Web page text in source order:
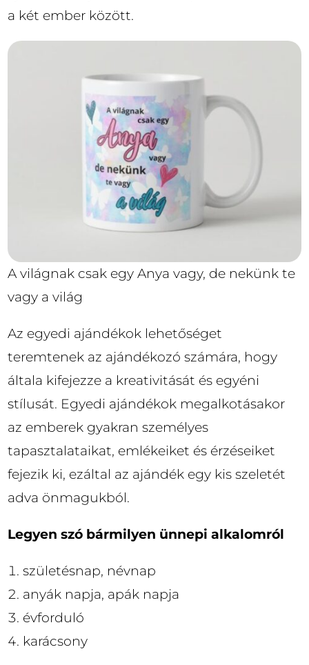
a két ember között.
A világnak csak egy Anya vagy, de nekünk te
vagy a világ
Az egyedi ajándékok lehetőséget
teremtenek az ajándékozó számára, hogy
általa kifejezze a kreativitását és egyéni
stílusát. Egyedi ajándékok megalkotásakor
az emberek gyakran személyes
tapasztalataikat, emlékeiket és érzéseiket
fejezik ki, ezáltal az ajándék egy kis szeletét
adva önmagukból.
Legyen szó bármilyen ünnepi alkalomról
születésnap, névnap
anyák napja, apák napja
évforduló
karácsony